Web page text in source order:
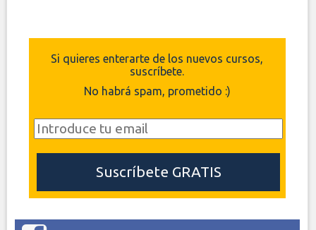
Si quieres enterarte de los nuevos cursos,
suscríbete.
No habrá spam, prometido :)